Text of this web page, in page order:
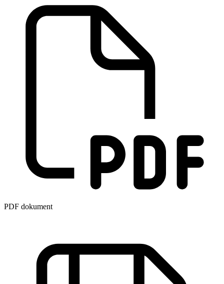
PDF dokument